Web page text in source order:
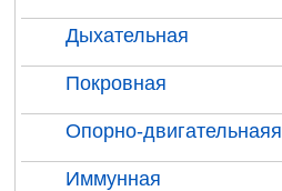
Дыхательная
Покровная
Опорно-двигательнаяя
Иммунная